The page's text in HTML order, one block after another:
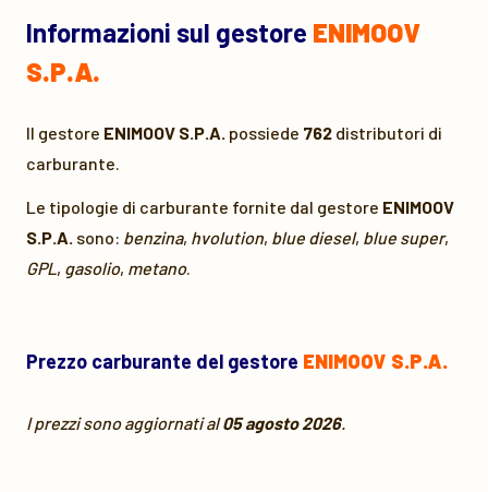
Informazioni sul gestore ENIMOOV
S.P.A.
Il gestore ENIMOOV S.P.A. possiede 762 distributori di
carburante.
Le tipologie di carburante fornite dal gestore ENIMOOV
S.P.A. sono: benzina, hvolution, blue diesel, blue super,
GPL, gasolio, metano.
Prezzo carburante del gestore ENIMOOV S.P.A.
I prezzi sono aggiornati al05 agosto 2026.